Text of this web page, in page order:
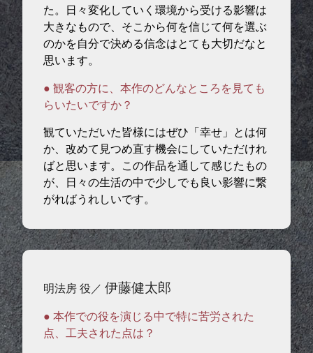
た。日々変化していく環境から受ける影響は
大きなもので、そこから何を信じて何を選ぶ
のかを自分で決める信念はとても大切だなと
思います。
● 観客の方に、本作のどんなところを見ても
らいたいですか？
観ていただいた皆様にはぜひ「幸せ」とは何
か、改めて見つめ直す機会にしていただけれ
ばと思います。この作品を通して感じたもの
が、日々の生活の中で少しでも良い影響に繋
がればうれしいです。
明法房 役／伊藤健太郎
● 本作での役を演じる中で特に苦労された
点、工夫された点は？